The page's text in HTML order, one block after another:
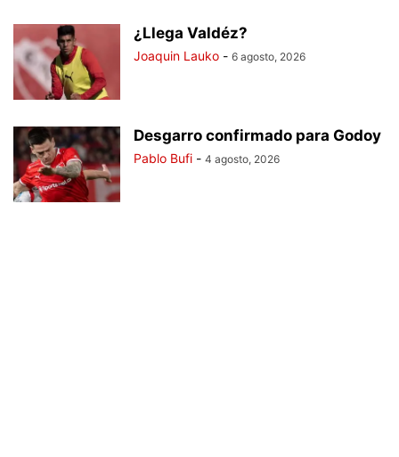
¿Llega Valdéz?
Joaquin Lauko - 6 agosto, 2026
Desgarro confirmado para Godoy
Pablo Bufi - 4 agosto, 2026